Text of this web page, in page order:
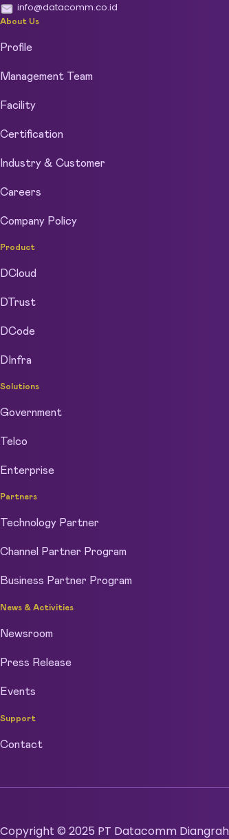
info@datacomm.co.id
About Us
Profile
Management Team
Facility
Certification
Industry & Customer
Careers
Company Policy
Product
DCloud
DTrust
DCode
DInfra
Solutions
Government
Telco
Enterprise
Partners
Technology Partner
Channel Partner Program
Business Partner Program
News & Activities
Newsroom
Press Release
Events
Support
Contact
Copyright © 2025 PT Datacomm